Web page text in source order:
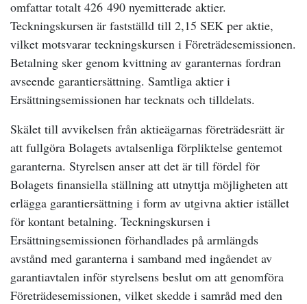
omfattar totalt 426 490 nyemitterade aktier.
Teckningskursen är fastställd till 2,15 SEK per aktie,
vilket motsvarar teckningskursen i Företrädesemissionen.
Betalning sker genom kvittning av garanternas fordran
avseende garantiersättning. Samtliga aktier i
Ersättningsemissionen har tecknats och tilldelats.
Skälet till avvikelsen från aktieägarnas företrädesrätt är
att fullgöra Bolagets avtalsenliga förpliktelse gentemot
garanterna. Styrelsen anser att det är till fördel för
Bolagets finansiella ställning att utnyttja möjligheten att
erlägga garantiersättning i form av utgivna aktier istället
för kontant betalning. Teckningskursen i
Ersättningsemissionen förhandlades på armlängds
avstånd med garanterna i samband med ingåendet av
garantiavtalen inför styrelsens beslut om att genomföra
Företrädesemissionen, vilket skedde i samråd med den